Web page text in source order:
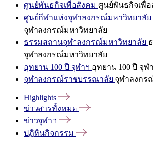
ศูนย์พันธกิจเพื่อสังคม ศูนย์พันธกิจเพื่อ
ศูนย์กีฬาแห่งจุฬาลงกรณ์มหาวิทยาลัย
จุฬาลงกรณ์มหาวิทยาลัย
ธรรมสถานจุฬาลงกรณ์มหาวิทยาลัย
จุฬาลงกรณ์มหาวิทยาลัย
อุทยาน 100 ปี จุฬาฯ อุทยาน 100 ปี จุฬ
จุฬาลงกรณ์ราชบรรณาลัย จุฬาลงกร
Highlights
ข่าวสารทั้งหมด
ข่าวจุฬาฯ
ปฏิทินกิจกรรม